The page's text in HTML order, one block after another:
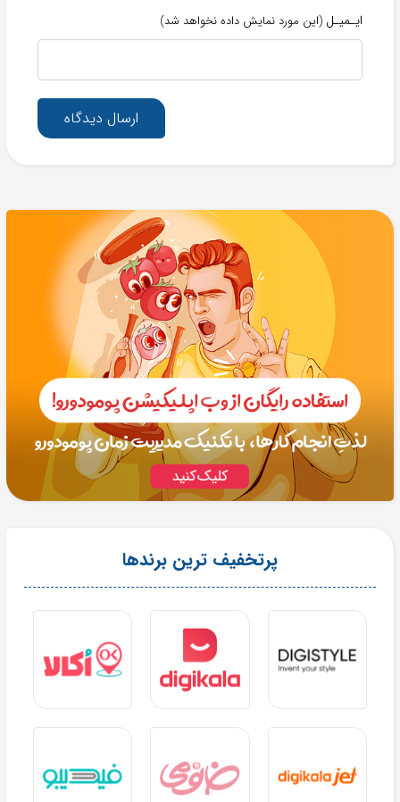
ایـمیـل (این مورد نمایش داده نخواهد شد)
ارسال دیدگاه
پرتخفیف ترین برندها